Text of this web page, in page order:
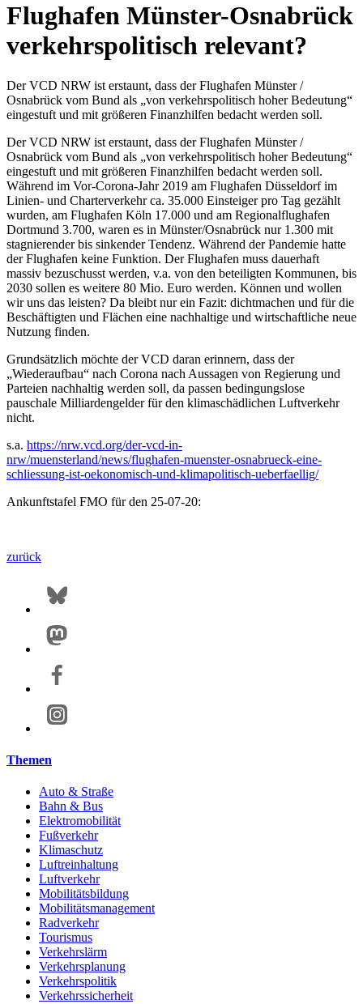
Flughafen Münster-Osnabrück
verkehrspolitisch relevant?
Der VCD NRW ist erstaunt, dass der Flughafen Münster /
Osnabrück vom Bund als „von verkehrspolitisch hoher Bedeutung“
eingestuft und mit größeren Finanzhilfen bedacht werden soll.
Der VCD NRW ist erstaunt, dass der Flughafen Münster /
Osnabrück vom Bund als „von verkehrspolitisch hoher Bedeutung“
eingestuft und mit größeren Finanzhilfen bedacht werden soll.
Während im Vor-Corona-Jahr 2019 am Flughafen Düsseldorf im
Linien- und Charterverkehr ca. 35.000 Einsteiger pro Tag gezählt
wurden, am Flughafen Köln 17.000 und am Regionalflughafen
Dortmund 3.700, waren es in Münster/Osnabrück nur 1.300 mit
stagnierender bis sinkender Tendenz. Während der Pandemie hatte
der Flughafen keine Funktion. Der Flughafen muss dauerhaft
massiv bezuschusst werden, v.a. von den beteiligten Kommunen, bis
2030 sollen es weitere 80 Mio. Euro werden. Können und wollen
wir uns das leisten? Da bleibt nur ein Fazit: dichtmachen und für die
Beschäftigten und Flächen eine nachhaltige und wirtschaftliche neue
Nutzung finden.
Grundsätzlich möchte der VCD daran erinnern, dass der
„Wiederaufbau“ nach Corona nach Aussagen von Regierung und
Parteien nachhaltig werden soll, da passen bedingungslose
pauschale Milliardengelder für den klimaschädlichen Luftverkehr
nicht.
s.a. https://nrw.vcd.org/der-vcd-in-
nrw/muensterland/news/flughafen-muenster-osnabrueck-eine-
schliessung-ist-oekonomisch-und-klimapolitisch-ueberfaellig/
Ankunftstafel FMO für den 25-07-20:
zurück
Themen
Auto & Straße
Bahn & Bus
Elektromobilität
Fußverkehr
Klimaschutz
Luftreinhaltung
Luftverkehr
Mobilitätsbildung
Mobilitätsmanagement
Radverkehr
Tourismus
Verkehrslärm
Verkehrsplanung
Verkehrspolitik
Verkehrssicherheit